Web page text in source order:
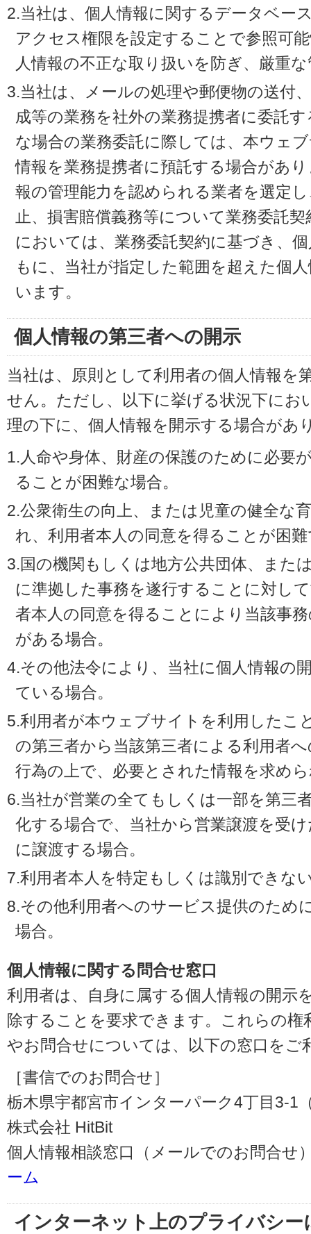
2.当社は、個人情報に関するデータベー
アクセス権限を設定することで参照可
人情報の不正な取り扱いを防ぎ、厳重
3.当社は、メールの処理や郵便物の送付
成等の業務を社外の業務提携者に委託
な場合の業務委託に際しては、本ウェ
情報を業務提携者に預託する場合があ
報の管理能力を認められる業者を選定
止、損害賠償義務等について業務委託
においては、業務委託契約に基づき、
もに、当社が指定した範囲を超えた個
います。
個人情報の第三者への開示
当社は、原則として利用者の個人情報を
せん。ただし、以下に挙げる状況下にお
理の下に、個人情報を開示する場合があ
1.人命や身体、財産の保護のために必要
ることが困難な場合。
2.公衆衛生の向上、または児童の健全な
れ、利用者本人の同意を得ることが困
3.国の機関もしくは地方公共団体、また
に準拠した事務を遂行することに対し
者本人の同意を得ることにより当該事
がある場合。
4.その他法令により、当社に個人情報の
ている場合。
5.利用者が本ウェブサイトを利用したこ
の第三者から当該第三者による利用者
行為の上で、必要とされた情報を求め
6.当社が営業の全てもしくは一部を第三
化する場合で、当社から営業譲渡を受
に譲渡する場合。
7.利用者本人を特定もしくは識別できな
8.その他利用者へのサービス提供のため
場合。
個人情報に関する問合せ窓口
利用者は、自身に属する個人情報の開示
除することを要求できます。これらの権
やお問合せについては、以下の窓口をご
［書信でのお問合せ］
栃木県宇都宮市インターパーク4丁目3-1
株式会社 HitBit
個人情報相談窓口（メールでのお問合せ
ーム
インターネット上のプライバシー